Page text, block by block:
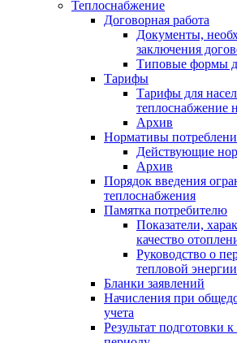
Теплоснабжение
Договорная работа
Документы,
заключения
Типовые формы
Тарифы
Тарифы для
теплоснабжение
Архив
Нормативы
Действующие
Архив
Порядок введения
теплоснабжения
Памятка потребителю
Показатели,
качество
Руководство о
тепловой энергии
Бланки заявлений
Начисления при
учета
Результат подготовки